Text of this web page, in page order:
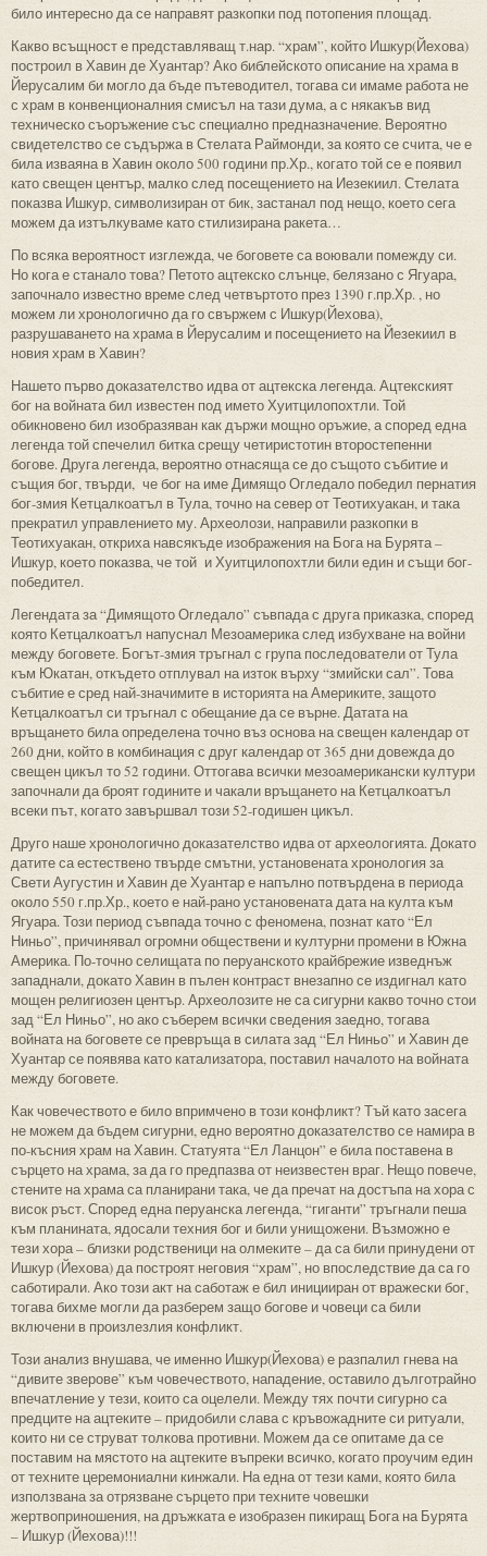
било интересно да се направят разкопки под потопения площад.
Какво всъщност е представляващ т.нар. “храм”, който Ишкур(Йехова)
построил в Хавин де Хуантар? Ако библейското описание на храма в
Йерусалим би могло да бъде пътеводител, тогава си имаме работа не
с храм в конвенционалния смисъл на тази дума, а с някакъв вид
техническо съоръжение със специално предназначение. Вероятно
свидетелство се съдържа в Стелата Раймонди, за която се счита, че е
била изваяна в Хавин около 500 години пр.Хр., когато той се е появил
като свещен център, малко след посещението на Иезекиил. Стелата
показва Ишкур, символизиран от бик, застанал под нещо, което сега
можем да изтълкуваме като стилизирана ракета…
По всяка вероятност изглежда, че боговете са воювали помежду си.
Но кога е станало това? Петото ацтекско слънце, белязано с Ягуара,
започнало известно време след четвъртото през 1390 г.пр.Хр. , но
можем ли хронологично да го свържем с Ишкур(Йехова),
разрушаването на храма в Йерусалим и посещението на Йезекиил в
новия храм в Хавин?
Нашето първо доказателство идва от ацтекска легенда. Ацтекският
бог на войната бил известен под името Хуитцилопохтли. Той
обикновено бил изобразяван как държи мощно оръжие, а според една
легенда той спечелил битка срещу четиристотин второстепенни
богове. Друга легенда, вероятно отнасяща се до същото събитие и
същия бог, твърди, че бог на име Димящо Огледало победил пернатия
бог-змия Кетцалкоатъл в Тула, точно на север от Теотихуакан, и така
прекратил управлението му. Археолози, направили разкопки в
Теотихуакан, откриха навсякъде изображения на Бога на Бурята –
Ишкур, което показва, че той и Хуитцилопохтли били един и същи бог-
победител.
Легендата за “Димящото Огледало” съвпада с друга приказка, според
която Кетцалкоатъл напуснал Мезоамерика след избухване на войни
между боговете. Богът-змия тръгнал с група последователи от Тула
към Юкатан, откъдето отплувал на изток върху “змийски сал”. Това
събитие е сред най-значимите в историята на Америките, защото
Кетцалкоатъл си тръгнал с обещание да се върне. Датата на
връщането била определена точно въз основа на свещен календар от
260 дни, който в комбинация с друг календар от 365 дни довежда до
свещен цикъл то 52 години. Оттогава всички мезоамерикански култури
започнали да броят годините и чакали връщането на Кетцалкоатъл
всеки път, когато завършвал този 52-годишен цикъл.
Друго наше хронологично доказателство идва от археологията. Докато
датите са естествено твърде смътни, установената хронология за
Свети Аугустин и Хавин де Хуантар е напълно потвърдена в периода
около 550 г.пр.Хр., което е най-рано установената дата на култа към
Ягуара. Този период съвпада точно с феномена, познат като “Ел
Ниньо”, причинявал огромни обществени и културни промени в Южна
Америка. По-точно селищата по перуанското крайбрежие изведнъж
западнали, докато Хавин в пълен контраст внезапно се издигнал като
мощен религиозен център. Археолозите не са сигурни какво точно стои
зад “Ел Ниньо”, но ако съберем всички сведения заедно, тогава
войната на боговете се превръща в силата зад “Ел Ниньо” и Хавин де
Хуантар се появява като катализатора, поставил началото на войната
между боговете.
Как човечеството е било впримчено в този конфликт? Тъй като засега
не можем да бъдем сигурни, едно вероятно доказателство се намира в
по-късния храм на Хавин. Статуята “Ел Ланцон” е била поставена в
сърцето на храма, за да го предпазва от неизвестен враг. Нещо повече,
стените на храма са планирани така, че да пречат на достъпа на хора с
висок ръст. Според една перуанска легенда, “гиганти” тръгнали пеша
към планината, ядосали техния бог и били унищожени. Възможно е
тези хора – близки родственици на олмеките – да са били принудени от
Ишкур (Йехова) да построят неговия “храм”, но впоследствие да са го
саботирали. Ако този акт на саботаж е бил иницииран от вражески бог,
тогава бихме могли да разберем защо богове и човеци са били
включени в произлезлия конфликт.
Този анализ внушава, че именно Ишкур(Йехова) е разпалил гнева на
“дивите зверове” към човечеството, нападение, оставило дълготрайно
впечатление у тези, които са оцелели. Между тях почти сигурно са
предците на ацтеките – придобили слава с кръвожадните си ритуали,
които ни се струват толкова противни. Можем да се опитаме да се
поставим на мястото на ацтеките въпреки всичко, когато проучим един
от техните церемониални кинжали. На една от тези ками, която била
използвана за отрязване сърцето при техните човешки
жертвоприношения, на дръжката е изобразен пикиращ Бога на Бурята
– Ишкур (Йехова)!!!